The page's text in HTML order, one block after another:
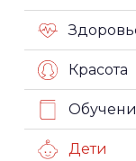
Красота
Дети